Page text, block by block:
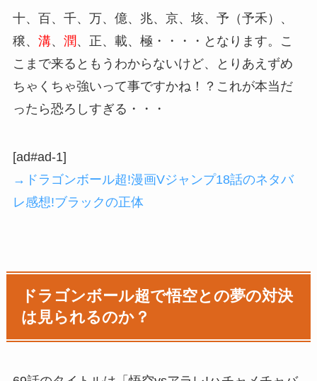
十、百、千、万、億、兆、京、垓、予（予禾）、
穣、 溝、 潤 、正、載、極・・・・となります。こ
こまで来るともうわからないけど、とりあえずめ
ちゃくちゃ強いって事ですかね！？これが本当だ
ったら恐ろしすぎる・・・
[ad#ad-1]
→ドラゴンボール超!漫画Vジャンプ18話のネタバ
レ感想!ブラックの正体
ドラゴンボール超で悟空との夢の対決
は見られるのか？